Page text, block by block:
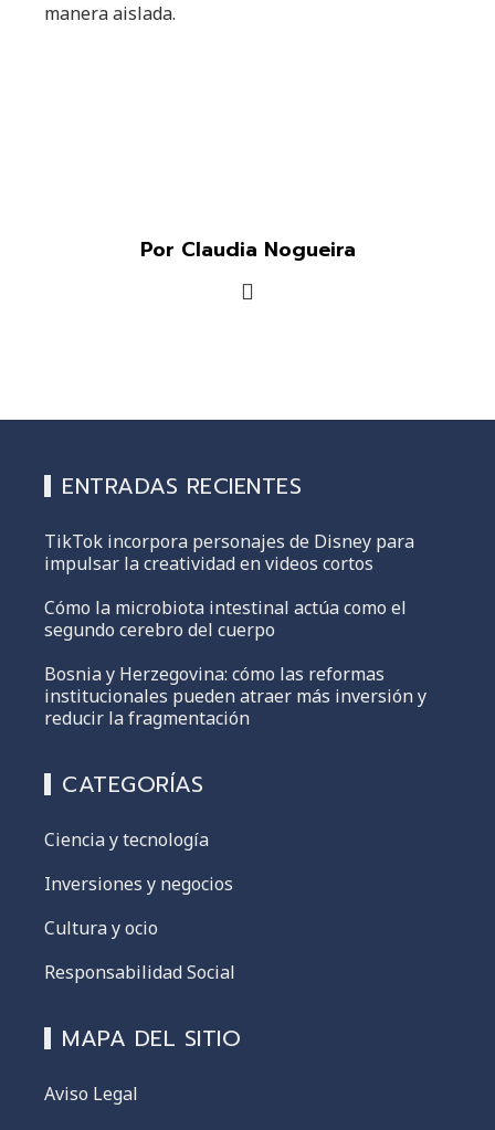
manera aislada.
Por Claudia Nogueira
ENTRADAS RECIENTES
TikTok incorpora personajes de Disney para
impulsar la creatividad en videos cortos
Cómo la microbiota intestinal actúa como el
segundo cerebro del cuerpo
Bosnia y Herzegovina: cómo las reformas
institucionales pueden atraer más inversión y
reducir la fragmentación
CATEGORÍAS
Ciencia y tecnología
Inversiones y negocios
Cultura y ocio
Responsabilidad Social
MAPA DEL SITIO
Aviso Legal